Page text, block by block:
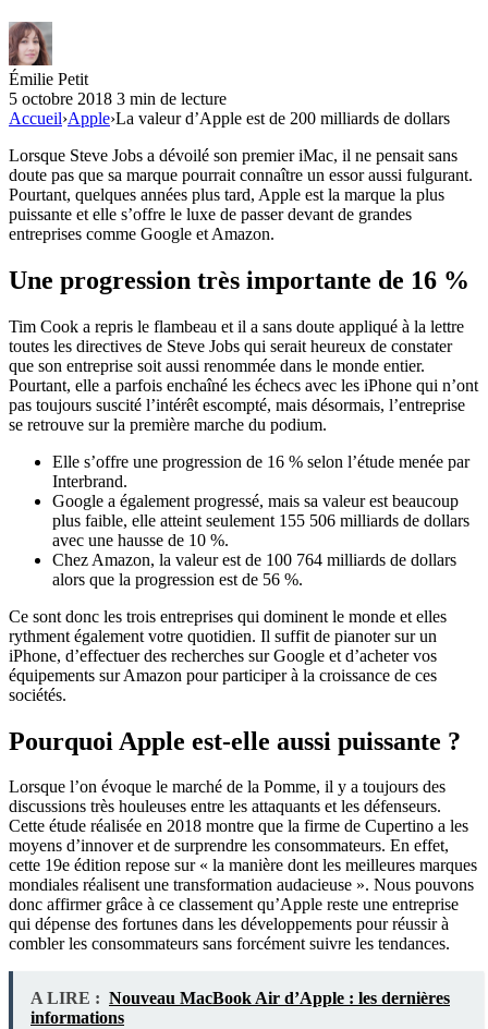
Émilie Petit
5 octobre 2018 3 min de lecture
Accueil›Apple›La valeur d’Apple est de 200 milliards de dollars
Lorsque Steve Jobs a dévoilé son premier iMac, il ne pensait sans
doute pas que sa marque pourrait connaître un essor aussi fulgurant.
Pourtant, quelques années plus tard, Apple est la marque la plus
puissante et elle s’offre le luxe de passer devant de grandes
entreprises comme Google et Amazon.
Une progression très importante de 16 %
Tim Cook a repris le flambeau et il a sans doute appliqué à la lettre
toutes les directives de Steve Jobs qui serait heureux de constater
que son entreprise soit aussi renommée dans le monde entier.
Pourtant, elle a parfois enchaîné les échecs avec les iPhone qui n’ont
pas toujours suscité l’intérêt escompté, mais désormais, l’entreprise
se retrouve sur la première marche du podium.
Elle s’offre une progression de 16 % selon l’étude menée par
Interbrand.
Google a également progressé, mais sa valeur est beaucoup
plus faible, elle atteint seulement 155 506 milliards de dollars
avec une hausse de 10 %.
Chez Amazon, la valeur est de 100 764 milliards de dollars
alors que la progression est de 56 %.
Ce sont donc les trois entreprises qui dominent le monde et elles
rythment également votre quotidien. Il suffit de pianoter sur un
iPhone, d’effectuer des recherches sur Google et d’acheter vos
équipements sur Amazon pour participer à la croissance de ces
sociétés.
Pourquoi Apple est-elle aussi puissante ?
Lorsque l’on évoque le marché de la Pomme, il y a toujours des
discussions très houleuses entre les attaquants et les défenseurs.
Cette étude réalisée en 2018 montre que la firme de Cupertino a les
moyens d’innover et de surprendre les consommateurs. En effet,
cette 19e édition repose sur « la manière dont les meilleures marques
mondiales réalisent une transformation audacieuse ». Nous pouvons
donc affirmer grâce à ce classement qu’Apple reste une entreprise
qui dépense des fortunes dans les développements pour réussir à
combler les consommateurs sans forcément suivre les tendances.
A LIRE : Nouveau MacBook Air d’Apple : les dernières
informations